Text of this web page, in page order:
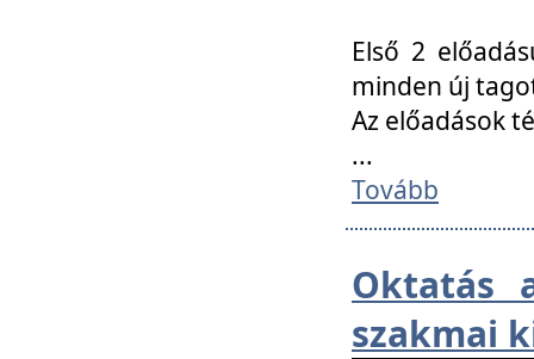
Első 2
minden új
Az előadások
...
Tovább
Oktatás
szakmai